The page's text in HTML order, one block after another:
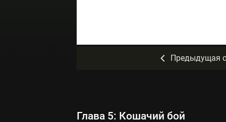
Предыдущая
Глава 5: Кошачий бой